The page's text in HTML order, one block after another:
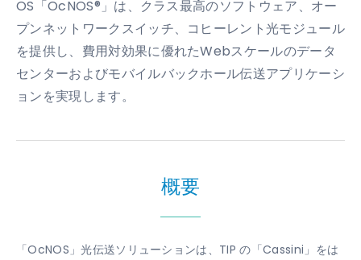
OS「OcNOS®」は、クラス最高のソフトウェア、オー
プンネットワークスイッチ、コヒーレント光モジュール
を提供し、費用対効果に優れたWebスケールのデータ
センターおよびモバイルバックホール伝送アプリケーシ
ョンを実現します。
概要
「OcNOS」光伝送ソリューションは、TIP の「Cassini」をは